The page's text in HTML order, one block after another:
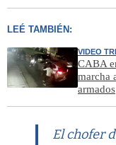
LEÉ TAMBIÉN:
VIDEO
CABA
marcha
armados
El chofer